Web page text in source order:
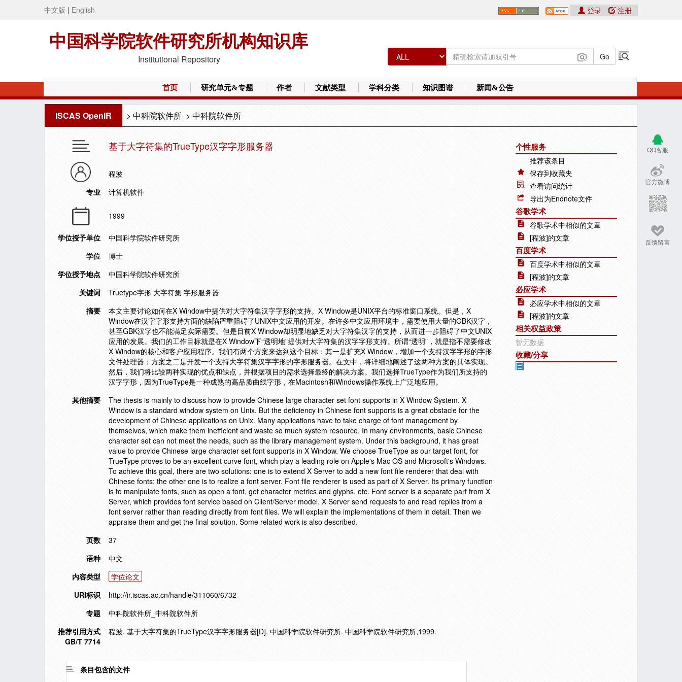
中文版 | English
中国科学院软件研究所机构知识库
Institutional Repository
登录 注册
首页 研究单元&专题 作者 文献类型 学科分类 知识图谱 新闻&公告
ISCAS OpenIR > 中科院软件所 > 中科院软件所
QQ客服
官方微博
反馈留言
基于大字符集的TrueType汉字字形服务器
程波
专业
计算机软件
1999
学位授予单位
中国科学院软件研究所
学位
博士
学位授予地点
中国科学院软件研究所
关键词
Truetype字形 大字符集 字形服务器
摘要
本文主要讨论如何在X Window中提供对大字符集汉字字形的支持。X Window是UNIX平台的标准窗口系统。但是，X
Window在汉字字形支持方面的缺陷严重阻碍了UNIX中文应用的开发。在许多中文应用环境中，需要使用大量的GBK汉字，
甚至GBK汉字也不能满足实际需要。但是目前X Window却明显地缺乏对大字符集汉字的支持，从而进一步阻碍了中文UNIX
应用的发展。我们的工作目标就是在X Window下“透明地”提供对大字符集的汉字字形支持。所谓“透明”，就是指不需要修改
X Window的核心和客户应用程序。我们有两个方案来达到这个目标：其一是扩充X Window，增加一个支持汉字字形的字形
文件处理器；方案之二是开发一个支持大字符集汉字字形的字形服务器。在文中，将详细地阐述了这两种方案的具体实现。
然后，我们将比较两种实现的优点和缺点，并根据项目的需求选择最终的解决方案。我们选择TrueType作为我们所支持的
汉字字形，因为TrueType是一种成熟的高品质曲线字形，在Macintosh和Windows操作系统上广泛地应用。
其他摘要
The thesis is mainly to discuss how to provide Chinese large character set font supports in X Window System. X
Window is a standard window system on Unix. But the deficiency in Chinese font supports is a great obstacle for the
development of Chinese applications on Unix. Many applications have to take charge of font management by
themselves, which make them inefficient and waste so much system resource. In many environments, basic Chinese
character set can not meet the needs, such as the library management system. Under this background, it has great
value to provide Chinese large character set font supports in X Window. We choose TrueType as our target font, for
TrueType proves to be an excellent curve font, which play a leading role on Apple's Mac OS and Microsoft's Windows.
To achieve this goal, there are two solutions: one is to extend X Server to add a new font file renderer that deal with
Chinese fonts; the other one is to realize a font server. Font file renderer is used as part of X Server. Its primary function
is to manipulate fonts, such as open a font, get character metrics and glyphs, etc. Font server is a separate part from X
Server, which provides font service based on Client/Server model. X Server send requests to and read replies from a
font server rather than reading directly from font files. We will explain the implementations of them in detail. Then we
appraise them and get the final solution. Some related work is also described.
页数
37
语种
中文
内容类型
学位论文
URI标识
http://ir.iscas.ac.cn/handle/311060/6732
专题
中科院软件所_中科院软件所
推荐引用方式
GB/T 7714
程波. 基于大字符集的TrueType汉字字形服务器[D]. 中国科学院软件研究所. 中国科学院软件研究所,1999.
条目包含的文件
个性服务
推荐该条目
保存到收藏夹
查看访问统计
导出为Endnote文件
谷歌学术
谷歌学术中相似的文章
[程波]的文章
百度学术
百度学术中相似的文章
[程波]的文章
必应学术
必应学术中相似的文章
[程波]的文章
相关权益政策
暂无数据
收藏/分享